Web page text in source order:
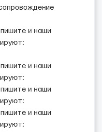
и наши
и наши
и наши
и наши